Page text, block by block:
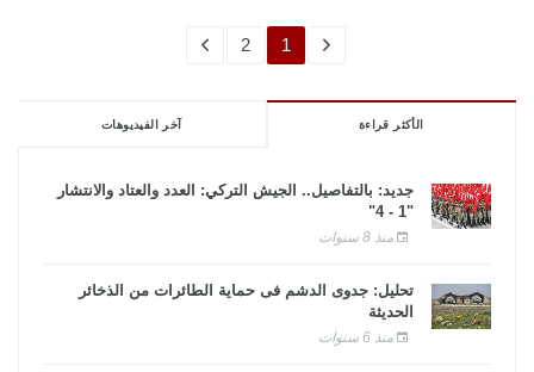
1
2
الأكثر قراءة آخر الفيديوهات
جديد: بالتفاصيل.. الجيش التركي: العدد والعتاد والانتشار
"1 - 4"
منذ 8 سنوات
تحليل: جدوى الدشم فى حماية الطائرات من الذخائر
الحديثة
منذ 6 سنوات